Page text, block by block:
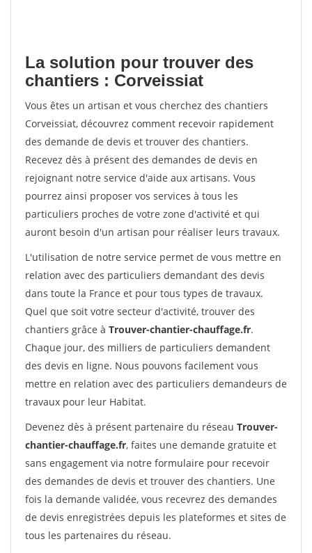
La solution pour trouver des
chantiers : Corveissiat
Vous êtes un artisan et vous cherchez des chantiers
Corveissiat, découvrez comment recevoir rapidement
des demande de devis et trouver des chantiers.
Recevez dès à présent des demandes de devis en
rejoignant notre service d'aide aux artisans. Vous
pourrez ainsi proposer vos services à tous les
particuliers proches de votre zone d'activité et qui
auront besoin d'un artisan pour réaliser leurs travaux.
L'utilisation de notre service permet de vous mettre en
relation avec des particuliers demandant des devis
dans toute la France et pour tous types de travaux.
Quel que soit votre secteur d'activité, trouver des
chantiers grâce à Trouver-chantier-chauffage.fr.
Chaque jour, des milliers de particuliers demandent
des devis en ligne. Nous pouvons facilement vous
mettre en relation avec des particuliers demandeurs de
travaux pour leur Habitat.
Devenez dès à présent partenaire du réseau Trouver-
chantier-chauffage.fr, faites une demande gratuite et
sans engagement via notre formulaire pour recevoir
des demandes de devis et trouver des chantiers. Une
fois la demande validée, vous recevrez des demandes
de devis enregistrées depuis les plateformes et sites de
tous les partenaires du réseau.